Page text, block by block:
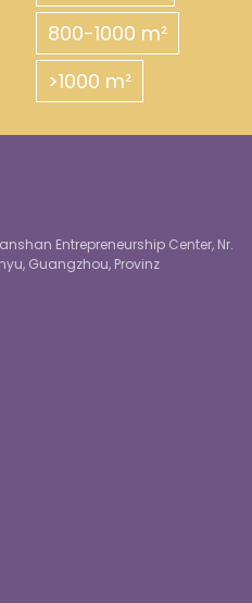
800-1000 m²
>1000 m²
Entrepreneurship Center, Nr.
Guangzhou, Provinz